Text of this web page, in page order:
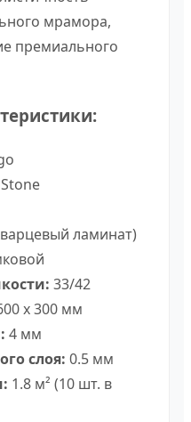
мрамора,
премиального
ламинат)
33/42
х 300 мм
4 мм
слоя: 0.5 мм
1.8 м² (10 шт. в